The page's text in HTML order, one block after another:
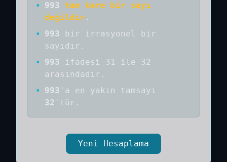
• 993
tam kare bir sayı
değildir .
•
993 bir
irrasyonel bir
sayıdır .
•
993
ifadesi 31 ile 32
arasındadır.
•
993 'a en yakın tamsayı
32 'tür.
Yeni Hesaplama